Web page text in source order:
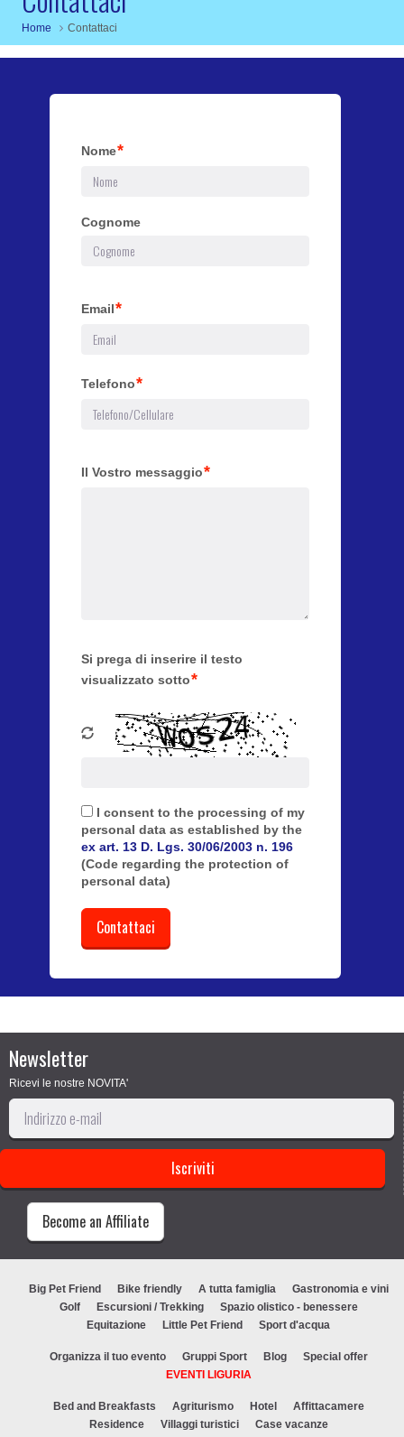
Home Contattaci
Nome*
Cognome
Email*
Telefono*
Il Vostro messaggio*
Si prega di inserire il testo
visualizzato sotto*
I consent to the processing of my
personal data as established by the
ex art. 13 D. Lgs. 30/06/2003 n. 196
(Code regarding the protection of
personal data)
Newsletter
Ricevi le nostre NOVITA'
Become an Affiliate
Big Pet Friend Bike friendly A tutta famiglia
Gastronomia e vini
Golf
Escursioni / Trekking
Spazio olistico - benessere
Equitazione
Little Pet Friend Sport d'acqua
Organizza il tuo evento Gruppi Sport Blog
Special offer
EVENTI LIGURIA
Bed and Breakfasts Agriturismo Hotel
Affittacamere
Residence
Villaggi turistici Case vacanze